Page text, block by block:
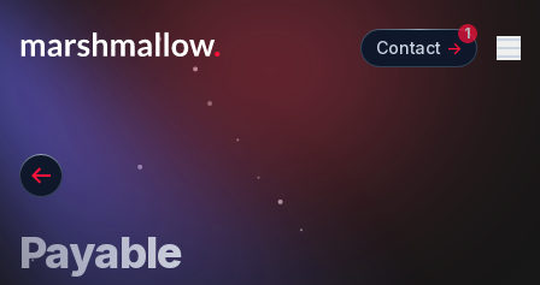
Contact ->
1
Go back
Payable